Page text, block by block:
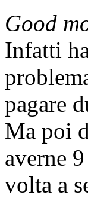
Good
Infatti
pagare
Ma poi
averne
volta a